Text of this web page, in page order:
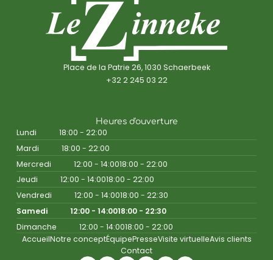
Place de la Patrie 26, 1030 Schaerbeek
+32 2 245 03 22
Heures d'ouverture
Lundi
18:00 - 22:00
Mardi
18:00 - 22:00
Mercredi
12:00 - 14:0018:00 - 22:00
Jeudi
12:00 - 14:0018:00 - 22:00
Vendredi
12:00 - 14:0018:00 - 22:30
Samedi
12:00 - 14:0018:00 - 22:30
Dimanche
12:00 - 14:0018:00 - 22:00
AccueilNotre conceptÉquipePresseVisite virtuelleAvis clients
Contact